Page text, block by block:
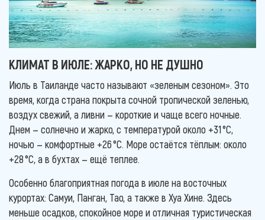
КЛИМАТ В ИЮЛЕ: ЖАРКО, НО НЕ ДУШНО
Июль в Таиланде часто называют «зеленым сезоном». Это
время, когда страна покрыта сочной тропической зеленью,
воздух свежий, а ливни — короткие и чаще всего ночные.
Днем — солнечно и жарко, с температурой около +31 °C,
ночью — комфортные +26 °C. Море остаётся тёплым: около
+28 °C, а в бухтах — ещё теплее.
Особенно благоприятная погода в июле на восточных
курортах: Самуи, Панган, Тао, а также в Хуа Хине. Здесь
меньше осадков, спокойное море и отличная туристическая